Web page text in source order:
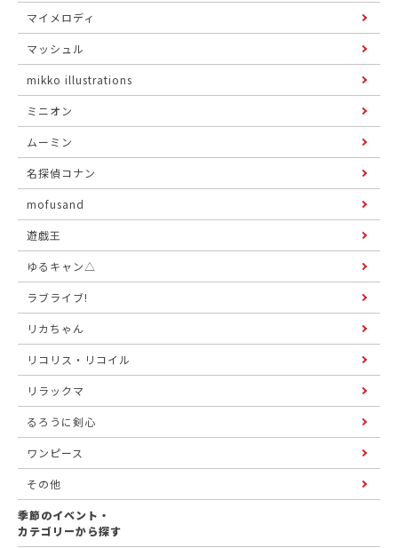
マイメロディ
マッシュル
mikko illustrations
ミニオン
ムーミン
名探偵コナン
mofusand
遊戯王
ゆるキャン△
ラブライブ!
リカちゃん
リコリス・リコイル
リラックマ
るろうに剣心
ワンピース
その他
季節のイベント・
カテゴリーから探す